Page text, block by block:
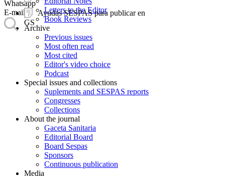
Ayudas SESPAS para publicar en
GS
Whatsapp
E-mail
Letters to the Editor
Book Reviews
Archive
Previous issues
Most often read
Most cited
Editor's video choice
Podcast
Special issues and collections
Suplements and SESPAS reports
Congresses
Collections
About the journal
Gaceta Sanitaria
Editorial Board
Board Sespas
Sponsors
Continuous publication
Media